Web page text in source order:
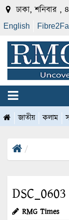
ঢাকা, শনিবার ,
English
জাতীয় কলাম
DSC_0603
RMG Times